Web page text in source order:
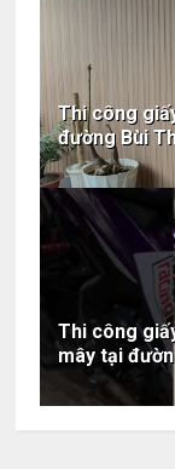
Thi công
đường Bùi
Thi công
mây tại